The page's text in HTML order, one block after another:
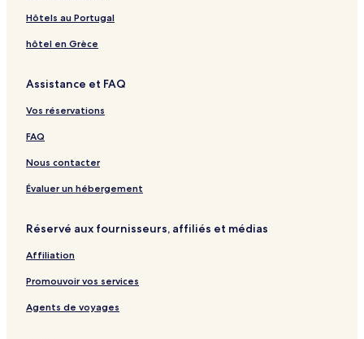
Hôtels au Portugal
hôtel en Grèce
Assistance et FAQ
Vos réservations
FAQ
Nous contacter
Évaluer un hébergement
Réservé aux fournisseurs, affiliés et médias
Affiliation
Promouvoir vos services
Agents de voyages